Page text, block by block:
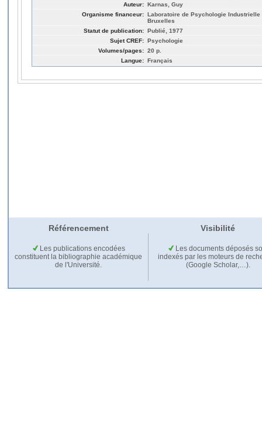
Auteur: Karnas, Guy
Organisme financeur: Laboratoire de Psychologie
Bruxelles
Statut de publication: Publié, 1977
Sujet CREF: Psychologie
Volumes/pages: 20 p.
Langue: Français
Référencement Visibilité
Les publications encodées
constituent la bibliographie académique
de l'Université.
Les documents déposés
indexés par les moteurs de
(Google Scholar,…).